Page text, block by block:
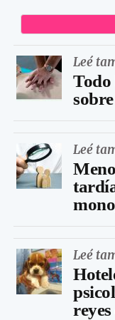
Leé
Todo
Leé
Leé